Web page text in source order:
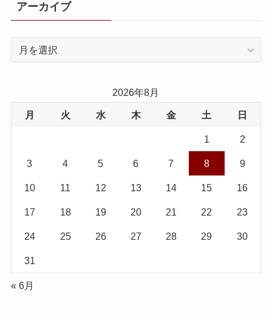
アーカイブ
ブ
2026年8月
月 火 水 木 金 土 日
1 2
3 4 5 6 7 8 9
10 11 12 13 14 15 16
17 18 19 20 21 22 23
24 25 26 27 28 29 30
31
« 6月